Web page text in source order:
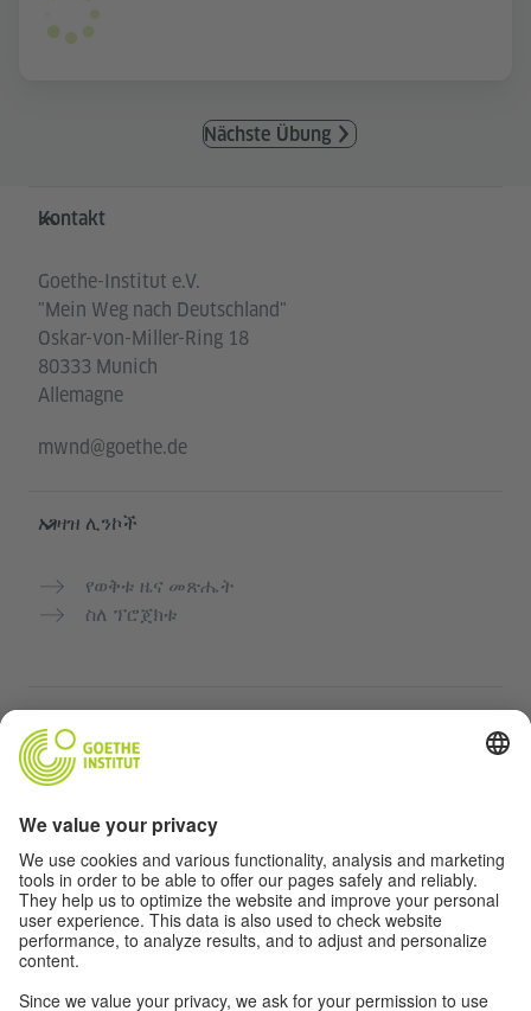
Nächste Übung
Service- und Informationsbereich
Kontakt
Goethe-Institut e.V.
"Mein Weg nach Deutschland"
Oskar-von-Miller-Ring 18
80333 Munich
Allemagne
mwnd@goethe.de
አገዛዝ ሊንኮች
የወቅቱ ዜና መጽሔት
ስለ ፕሮጀክቱ
የGoethe-Institut የጀርመን ቋንቋ ክፍሎች
የአስተማማኝ መድረክ „Deutschstunde“
ግላዊነት እና አንዳች እንቅስቃሴ የለሽ መዳረሻ